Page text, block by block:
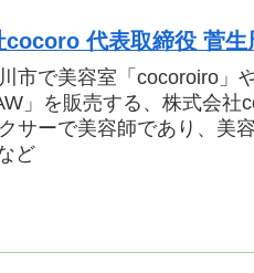
cocoro 代表取締役 菅生
市で美容室「cocoroiro」
」を販売する、株式会社
サーで美容師であり、美
ど